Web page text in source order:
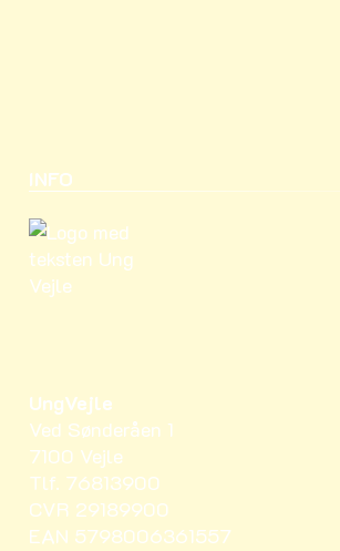
INFO
UngVejle
Ved Sønderåen 1
7100 Vejle
Tlf. 76813900
CVR 29189900
EAN 5798006361557